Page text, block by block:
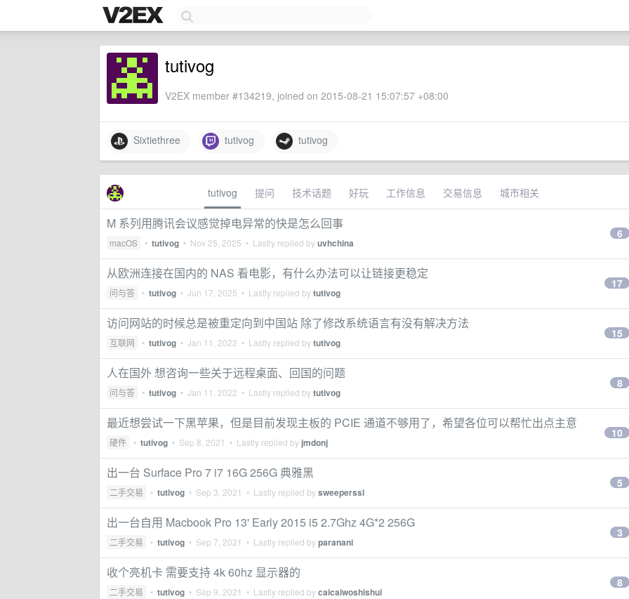
tutivog
V2EX member #134219, joined on 2015-08-21 15:07:57 +08:00
Sixtiethree tutivog tutivog
tutivog 提问 技术话题 好玩 工作信息 交易信息 城市相关
M 系列用腾讯会议感觉掉电异常的快是怎么回事
macOS • tutivog • Nov 25, 2025 • Lastly replied byuvhchina
6
从欧洲连接在国内的 NAS 看电影，有什么办法可以让链接更稳定
问与答 • tutivog • Jun 17, 2025 • Lastly replied bytutivog
17
访问网站的时候总是被重定向到中国站 除了修改系统语言有没有解决方法
互联网 • tutivog • Jan 11, 2022 • Lastly replied bytutivog
15
人在国外 想咨询一些关于远程桌面、回国的问题
问与答 • tutivog • Jan 11, 2022 • Lastly replied bytutivog
8
最近想尝试一下黑苹果，但是目前发现主板的 PCIE 通道不够用了，希望各位可以帮忙出点主意
硬件 • tutivog • Sep 8, 2021 • Lastly replied by jmdonj
10
出一台 Surface Pro 7 i7 16G 256G 典雅黑
二手交易 • tutivog • Sep 3, 2021 • Lastly replied bysweeperssl
5
出一台自用 Macbook Pro 13' Early 2015 i5 2.7Ghz 4G*2 256G
二手交易 • tutivog • Sep 7, 2021 • Lastly replied byparanani
3
收个亮机卡 需要支持 4k 60hz 显示器的
二手交易 • tutivog • Sep 9, 2021 • Lastly replied bycaicaiwoshishui
8